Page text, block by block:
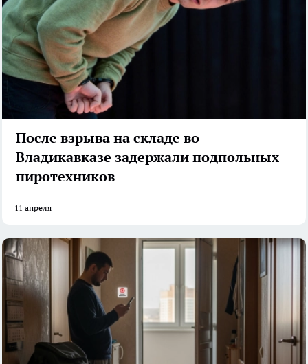
После взрыва на складе во
Владикавказе задержали подпольных
пиротехников
11 апреля